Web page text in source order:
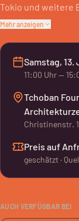
Tokio und weitere
sich gezogen
Mehr anzeigen
Samstag, 13.
11:00 Uhr—
Tchoban
Christinenstr.
Preis auf
geschätzt ·
AUCH VERFÜGBAR BEI